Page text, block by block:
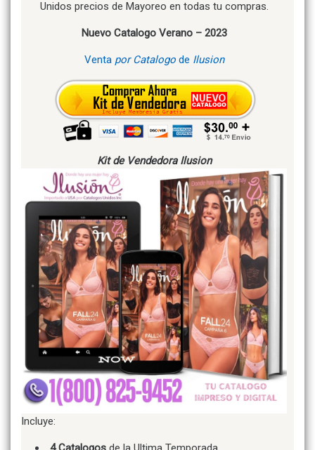
Unidos precios de Mayoreo en todas tu compras.
Nuevo Catalogo Verano – 2023
Venta por Catalogode Ilusion
Kit de Vendedora Ilusion
Incluye: